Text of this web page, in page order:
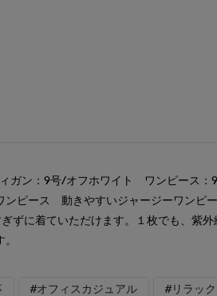
ガン：9号/オフホワイト ワンピース：
ピース 動きやすいジャージーワンピ
ずに着ていただけます。１枚でも、紫外
#オフィスカジュアル #リラッ